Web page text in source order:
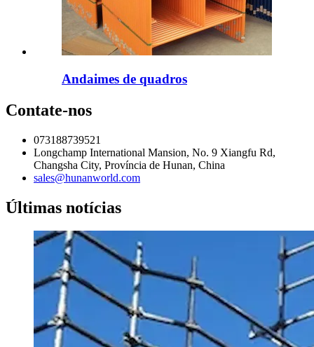
Andaimes de quadros
Contate-nos
073188739521
Longchamp International Mansion, No. 9 Xiangfu Rd,
Changsha City, Província de Hunan, China
sales@hunanworld.com
Últimas notícias